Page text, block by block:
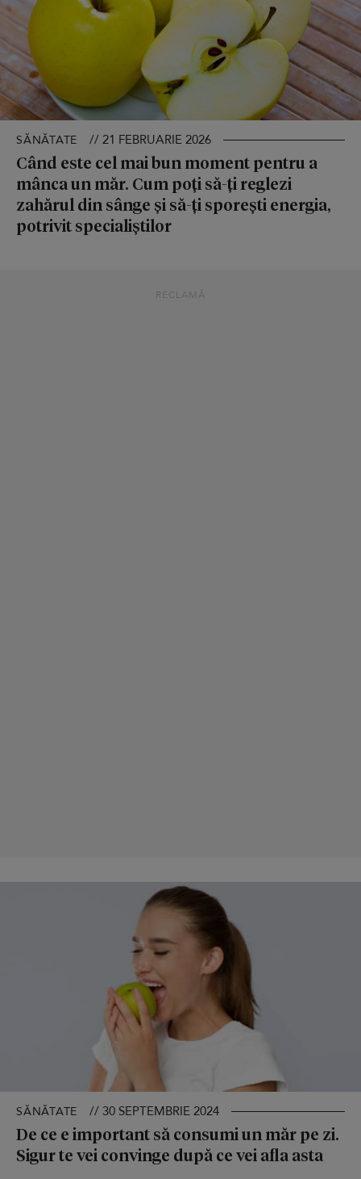
SĂNĂTATE // 21 FEBRUARIE 2026
Când este cel mai bun moment pentru a
mânca un măr. Cum poți să-ți reglezi
zahărul din sânge și să-ți sporești energia,
potrivit specialiștilor
RECLAMĂ
SĂNĂTATE // 30 SEPTEMBRIE 2024
De ce e important să consumi un măr pe zi.
Sigur te vei convinge după ce vei afla asta